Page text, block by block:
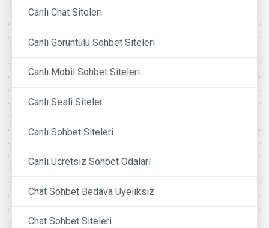
Canlı Chat Siteleri
Canlı Görüntülü Sohbet Siteleri
Canlı Mobil Sohbet Siteleri
Canlı Sesli Siteler
Canlı Sohbet Siteleri
Canlı Ücretsiz Sohbet Odaları
Chat Sohbet Bedava Üyeliksiz
Chat Sohbet Siteleri